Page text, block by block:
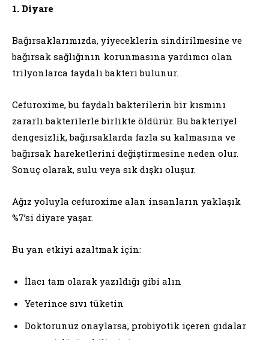
1. Diyare
Bağırsaklarımızda, yiyeceklerin sindirilmesine ve
bağırsak sağlığının korunmasına yardımcı olan
trilyonlarca faydalı bakteri bulunur.
Cefuroxime, bu faydalı bakterilerin bir kısmını
zararlı bakterilerle birlikte öldürür. Bu bakteriyel
dengesizlik, bağırsaklarda fazla su kalmasına ve
bağırsak hareketlerini değiştirmesine neden olur.
Sonuç olarak, sulu veya sık dışkı oluşur.
Ağız yoluyla cefuroxime alan insanların yaklaşık
%7’si diyare yaşar.
Bu yan etkiyi azaltmak için:
İlacı tam olarak yazıldığı gibi alın
Yeterince sıvı tüketin
Doktorunuz onaylarsa, probiyotik içeren gıdalar